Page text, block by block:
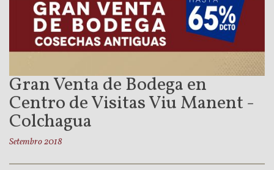
Gran Venta de Bodega en
Centro de Visitas Viu Manent -
Colchagua
Setembro 2018